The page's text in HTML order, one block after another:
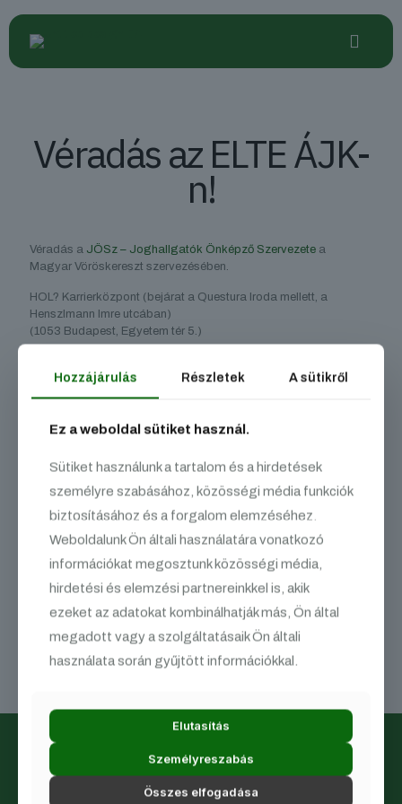
Véradás az ELTE ÁJK-
n!
Véradás a JÖSz – Joghallgatók Önképző Szervezete a
Magyar Vöröskereszt szervezésében.
HOL? Karrierközpont (bejárat a Questura Iroda mellett, a
Henszlmann Imre utcában)
(1053 Budapest, Egyetem tér 5.)
> Személyi igazolvány (vagy útlevél/jogosítvány)
A véradáshoz mind a három irat szükséges!
A véradás 50kg testsúly felett lehetséges.
Véradás előtt kiemelten figyeljetek az elégséges folyadék és
táplálékbevitelre, ne érkezzetek üres gyomorral!
Adj vért, és ments meg három életet!
Szeretetszolgálati tevékenységünkről részletesen
tájékozódhatsz Facebook oldalunkon, illetve a josz.elte.hu
címen.
A Joghallgatók Önképző Szervezete (JÖSz) az ország
Hozzájárulás Részletek A sütikről
Ez a weboldal sütiket használ.
Sütiket használunk a tartalom és a hirdetések
személyre szabásához, közösségi média funkciók
biztosításához és a forgalom elemzéséhez.
Weboldalunk Ön általi használatára vonatkozó
információkat megosztunk közösségi média,
hirdetési és elemzési partnereinkkel is, akik
ezeket az adatokat kombinálhatják más, Ön által
megadott vagy a szolgáltatásaik Ön általi
használata során gyűjtött információkkal.
Elutasítás
Személyreszabás
Összes elfogadása